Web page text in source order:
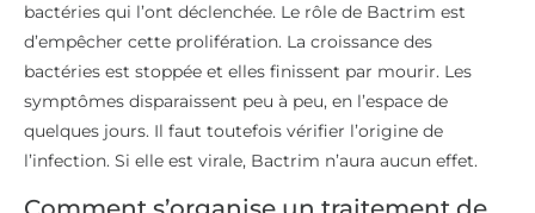
bactéries qui l’ont déclenchée. Le rôle de Bactrim est
d’empêcher cette prolifération. La croissance des
bactéries est stoppée et elles finissent par mourir. Les
symptômes disparaissent peu à peu, en l’espace de
quelques jours. Il faut toutefois vérifier l’origine de
l’infection. Si elle est virale, Bactrim n’aura aucun effet.